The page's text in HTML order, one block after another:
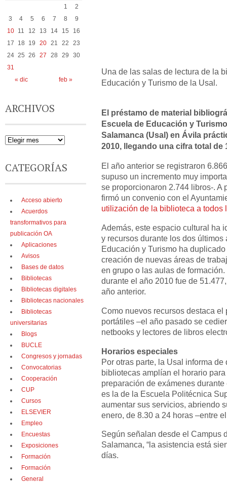
Una de las salas de lectura de la
Educación y Turismo de la Usal.
El préstamo de material
Escuela de Educación y
Salamanca (Usal) en Ávila
2010, llegando una cifra total de
El año anterior se registraron
supuso un incremento muy
se proporcionaron 2.744 libros-. A
firmó un convenio con el
utilización de la biblioteca a todos
Además, este espacio cultural ha
y recursos durante los dos
Educación y Turismo ha
creación de nuevas áreas de
en grupo o las aulas de
durante el año 2010 fue de
año anterior.
Como nuevos recursos destaca el
portátiles –el año pasado se
netbooks y lectores de libros
Horarios especiales
Por otras parte, la Usal informa
bibliotecas amplían el horario
preparación de exámenes
es la de la Escuela Politécnica
aumentar sus servicios, abriendo
enero, de 8.30 a 24 horas –entre
Según señalan desde el Campus
Salamanca, “la asistencia está
días.
« dic feb »
1
2
3
4 5 6 7 8
9
10
11 12 13 14 15
16
17
18 19 20 21 22
23
24 25 26 27 28 29
30
31
ARCHIVOS
CATEGORÍAS
Acceso abierto
Acuerdos
transformativos para
publicación OA
Aplicaciones
Avisos
Bases de datos
Bibliotecas
Bibliotecas digitales
Bibliotecas nacionales
Bibliotecas
universitarias
Blogs
BUCLE
Congresos y jornadas
Convocatorias
Cooperación
CUP
Cursos
ELSEVIER
Empleo
Encuestas
Exposiciones
Formación
Formación
General